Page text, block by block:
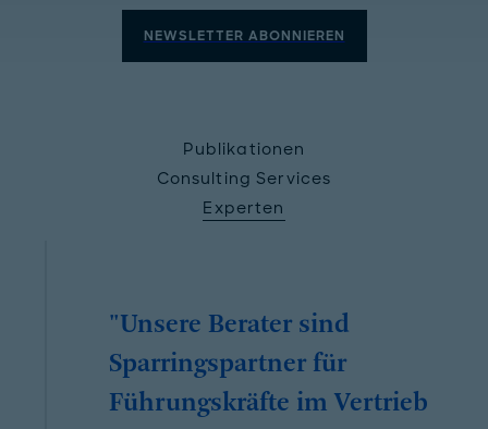
NEWSLETTER ABONNIEREN
Publikationen
Consulting Services
Experten
"Unsere Berater sind
Sparringspartner für
Führungskräfte im Vertrieb